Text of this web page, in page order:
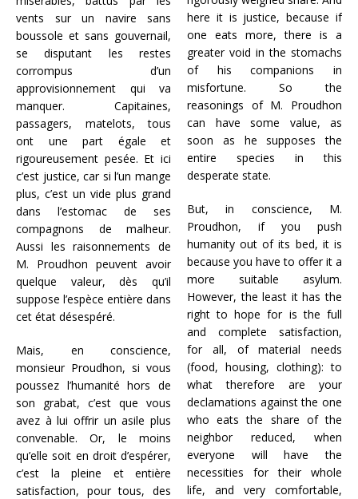
vents sur un navire sans
boussole et sans gouvernail,
se disputant les restes
corrompus d’un
approvisionnement qui va
manquer. Capitaines,
passagers, matelots, tous
ont une part égale et
rigoureusement pesée. Et ici
c’est justice, car si l’un mange
plus, c’est un vide plus grand
dans l’estomac de ses
compagnons de malheur.
Aussi les raisonnements de
M. Proudhon peuvent avoir
quelque valeur, dès qu’il
suppose l’espèce entière dans
cet état désespéré.
Mais, en conscience,
monsieur Proudhon, si vous
poussez l’humanité hors de
son grabat, c’est que vous
avez à lui offrir un asile plus
convenable. Or, le moins
qu’elle soit en droit d’espérer,
c’est la pleine et entière
satisfaction, pour tous, des
here it is justice, because if
one eats more, there is a
greater void in the stomachs
of his companions in
misfortune. So the
reasonings of M. Proudhon
can have some value, as
soon as he supposes the
entire species in this
desperate state.
But, in conscience, M.
Proudhon, if you push
humanity out of its bed, it is
because you have to offer it a
more suitable asylum.
However, the least it has the
right to hope for is the full
and complete satisfaction,
for all, of material needs
(food, housing, clothing): to
what therefore are your
declamations against the one
who eats the share of the
neighbor reduced, when
everyone will have the
necessities for their whole
life, and very comfortable,